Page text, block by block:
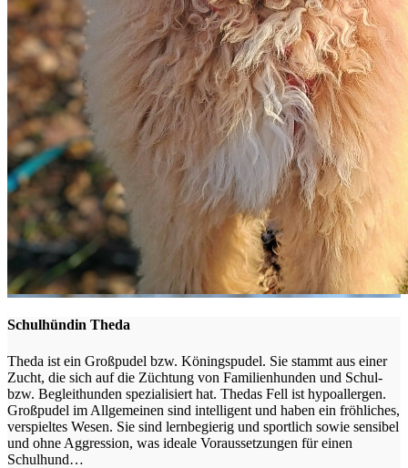
Schulhündin Theda
Theda ist ein Großpudel bzw. Köningspudel. Sie stammt aus einer
Zucht, die sich auf die Züchtung von Familienhunden und Schul-
bzw. Begleithunden spezialisiert hat. Thedas Fell ist hypoallergen.
Großpudel im Allgemeinen sind intelligent und haben ein fröhliches,
verspieltes Wesen. Sie sind lernbegierig und sportlich sowie sensibel
und ohne Aggression, was ideale Voraussetzungen für einen
Schulhund…